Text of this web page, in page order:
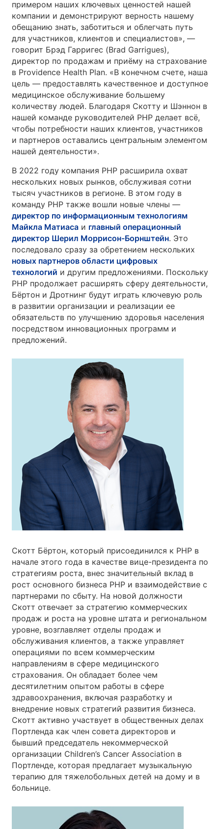
примером наших ключевых ценностей нашей
компании и демонстрируют верность нашему
обещанию знать, заботиться и облегчать путь
для участников, клиентов и специалистов», —
говорит Брэд Гарригес (Brad Garrigues),
директор по продажам и приёму на страхование
в Providence Health Plan. «В конечном счете, наша
цель — предоставлять качественное и доступное
медицинское обслуживание большему
количеству людей. Благодаря Скотту и Шэннон в
нашей команде руководителей PHP делает всё,
чтобы потребности наших клиентов, участников
и партнеров оставались центральным элементом
нашей деятельности».
В 2022 году компания PHP расширила охват
нескольких новых рынков, обслуживая сотни
тысяч участников в регионе. В этом году в
команду PHP также вошли новые члены —
директор по информационным технологиям
Майкла Матиаса и главный операционный
директор Шерил Моррисон-Борнштейн. Это
последовало сразу за обретением нескольких
новых партнеров области цифровых
технологий и другим предложениями. Поскольку
PHP продолжает расширять сферу деятельности,
Бёртон и Дротнинг будут играть ключевую роль
в развитии организации и реализации ее
обязательств по улучшению здоровья населения
посредством инновационных программ и
предложений.
Скотт Бёртон, который присоединился к PHP в
начале этого года в качестве вице-президента по
стратегиям роста, внес значительный вклад в
рост основного бизнеса PHP и взаимодействие с
партнерами по сбыту. На новой должности
Скотт отвечает за стратегию коммерческих
продаж и роста на уровне штата и региональном
уровне, возглавляет отделы продаж и
обслуживания клиентов, а также управляет
операциями по всем коммерческим
направлениям в сфере медицинского
страхования. Он обладает более чем
десятилетним опытом работы в сфере
здравоохранения, включая разработку и
внедрение новых стратегий развития бизнеса.
Скотт активно участвует в общественных делах
Портленда как член совета директоров и
бывший председатель некоммерческой
организации Children’s Cancer Association в
Портленде, которая предлагает музыкальную
терапию для тяжелобольных детей на дому и в
больнице.